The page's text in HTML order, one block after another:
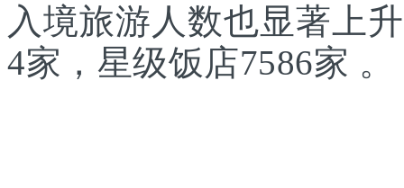
入境旅游人数也显著上
4家，星级饭店7586家 。